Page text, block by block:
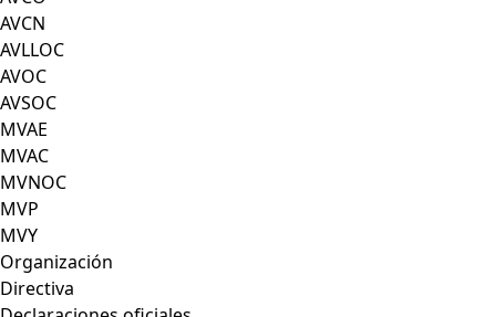
AVCN
AVLLOC
AVOC
AVSOC
MVAE
MVAC
MVNOC
MVP
MVY
Organización
Directiva